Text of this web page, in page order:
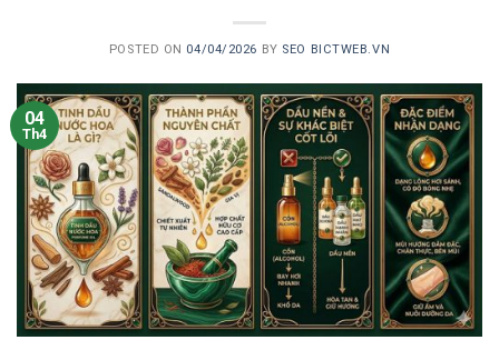
POSTED ON 04/04/2026 BY SEO BICTWEB.VN
04
Th4